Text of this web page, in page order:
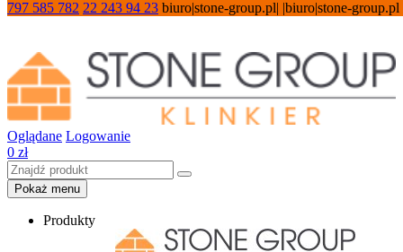
797 585 782 22 243 94 23 biuro|stone-group.pl| |biuro|stone-group.pl
Oglądane Logowanie
0 zł
Pokaż menu
Produkty